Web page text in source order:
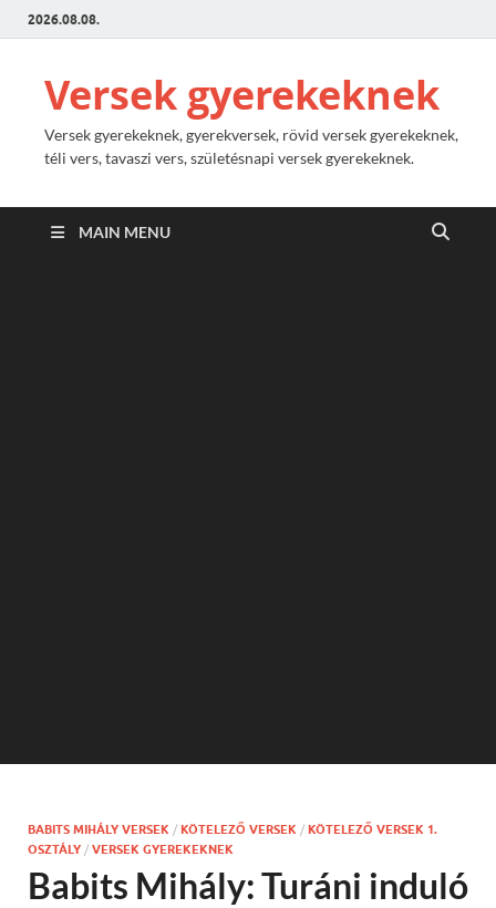
2026.08.08.
Versek gyerekeknek
Versek gyerekeknek, gyerekversek, rövid versek gyerekeknek,
téli vers, tavaszi vers, születésnapi versek gyerekeknek.
MAIN MENU
BABITS MIHÁLY VERSEK / KÖTELEZŐ VERSEK / KÖTELEZŐ VERSEK 1.
OSZTÁLY / VERSEK GYEREKEKNEK
Babits Mihály: Turáni induló